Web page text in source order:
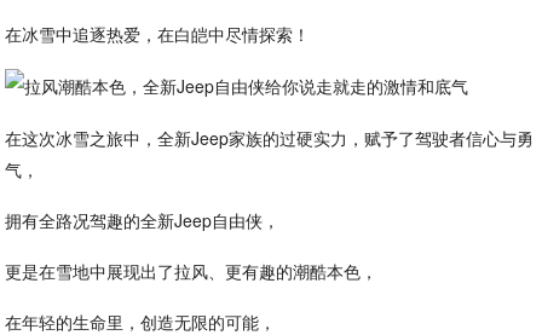
在冰雪中追逐热爱，在白皑中尽情探索！
在这次冰雪之旅中，全新Jeep家族的过硬实力，赋予了驾驶者信心与勇
气，
拥有全路况驾趣的全新Jeep自由侠，
更是在雪地中展现出了拉风、更有趣的潮酷本色，
在年轻的生命里，创造无限的可能，